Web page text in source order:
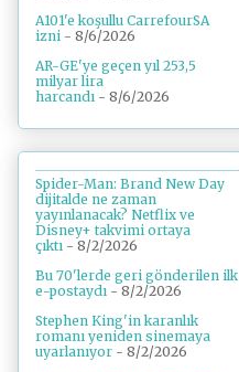
A101'e koşullu CarrefourSA
izni - 8/6/2026
AR-GE'ye geçen yıl 253,5
milyar lira
harcandı - 8/6/2026
Spider-Man: Brand New Day
dijitalde ne zaman
yayınlanacak? Netflix ve
Disney+ takvimi ortaya
çıktı - 8/2/2026
Bu 70'lerde geri gönderilen ilk
e-postaydı - 8/2/2026
Stephen King'in karanlık
romanı yeniden sinemaya
uyarlanıyor - 8/2/2026